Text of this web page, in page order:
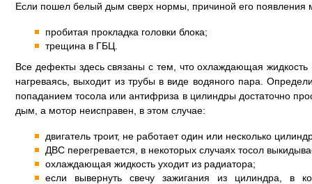
Если пошел белый дым сверх нормы, причиной его появления
пробитая прокладка головки блока;
трещина в ГБЦ.
Все дефекты здесь связаны с тем, что охлаждающая жидкость
нагреваясь, выходит из трубы в виде водяного пара.
попаданием тосола или антифриза в цилиндры достаточно
дым, а мотор неисправен, в этом случае:
двигатель троит, не работает один или несколько
ДВС перегревается, в некоторых случаях тосол
охлаждающая жидкость уходит из радиатора;
если вывернуть свечу зажигания из цилиндра, в